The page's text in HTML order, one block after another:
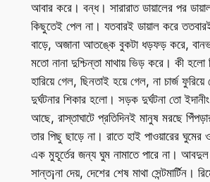
আবার করে। বন্ধ। সারারাত ডায়ালের পর
কিছুতেই পেল না। যতবারই ডায়াল করে
বাড়ে, অজানা আতঙ্কে বুকটা ধড়ফড় করে,
মতো নানা দুশ্চিন্তা মাথায় ভিড় করে। কী
হারিয়ে গেল, ছিনতাই হয়ে গেল, না চার্জ
দুর্ঘটনার শিকার হলো। সড়ক দুর্ঘটনা তো
আছে, রাস্তাঘাটে প্রতিদিনই মানুষ মরছে
তার পিছু ছাড়ে না। রাতে হাই পাওয়ারের ঘুমের
এক মুহূর্তের জন্য ঘুম নামাতে পারে না।
সান্ত¡না দেয়, দেশের শেষ মাথা সেন্টমার্টিন।